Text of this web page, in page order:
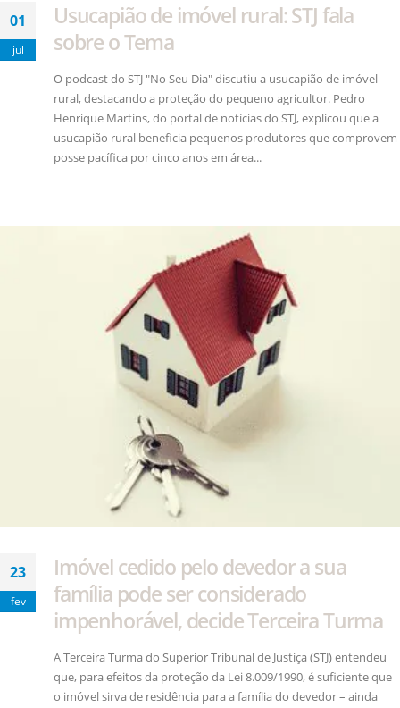
01
jul
Usucapião de imóvel rural: STJ fala
sobre o Tema
O podcast do STJ "No Seu Dia" discutiu a usucapião de imóvel
rural, destacando a proteção do pequeno agricultor. Pedro
Henrique Martins, do portal de notícias do STJ, explicou que a
usucapião rural beneficia pequenos produtores que comprovem
posse pacífica por cinco anos em área...
23
fev
Imóvel cedido pelo devedor a sua
família pode ser considerado
impenhorável, decide Terceira Turma
​A Terceira Turma do Superior Tribunal de Justiça (STJ) entendeu
que, para efeitos da proteção da Lei 8.009/1990, é suficiente que
o imóvel sirva de residência para a família do devedor – ainda